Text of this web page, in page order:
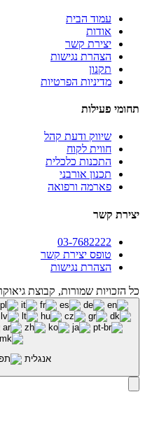
עמוד הבית
אודות
יצירת קשר
הצהרת נגישות
תקנון
מדיניות הפרטיות
תחומי פעילות
שיווק ודעת קהל
חווית לקוח
התכנות כלכלית
תכנון אורבני
פארמה ורפואה
יצירת קשר
03-7682222
טופס יצירת קשר
הצהרת נגישות
כל הזכויות שמורות, קבוצת
אנגלית